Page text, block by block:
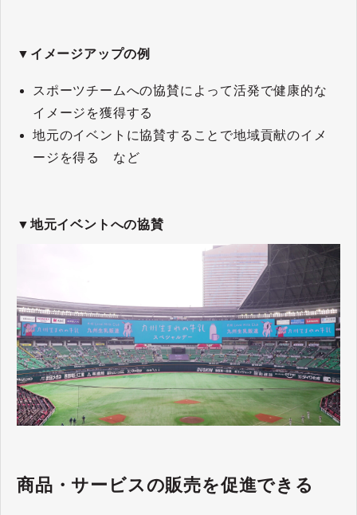
▼イメージアップの例
スポーツチームへの協賛によって活発で健康的な
イメージを獲得する
地元のイベントに協賛することで地域貢献のイメ
ージを得る など
▼地元イベントへの協賛
商品・サービスの販売を促進できる